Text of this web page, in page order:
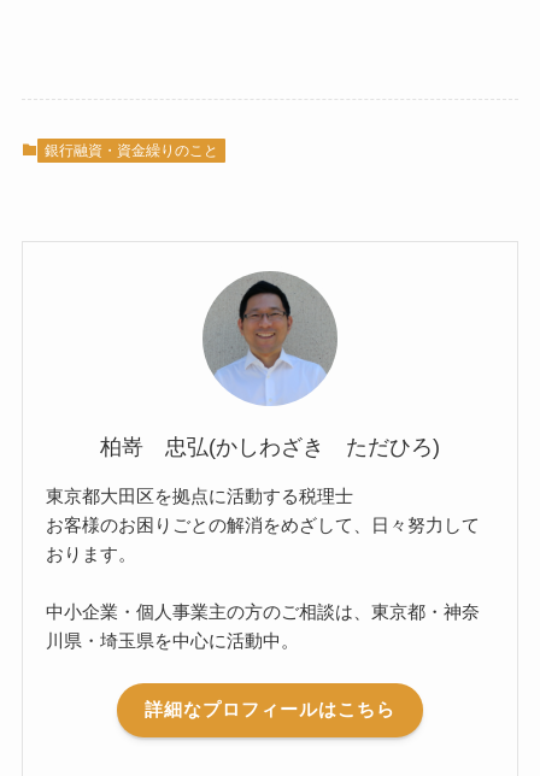
銀行融資・資金繰りのこと
柏嵜 忠弘(かしわざき ただひろ)
東京都大田区を拠点に活動する税理士
お客様のお困りごとの解消をめざして、日々努力して
おります。
中小企業・個人事業主の方のご相談は、東京都・神奈
川県・埼玉県を中心に活動中。
詳細なプロフィールはこちら